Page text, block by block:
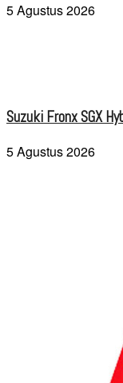
5 Agustus 2026
Suzuki Fronx SGX
5 Agustus 2026